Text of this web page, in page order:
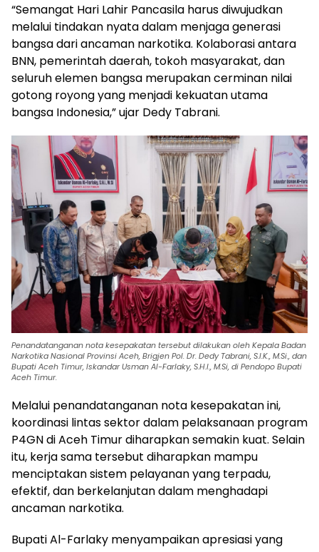
“Semangat Hari Lahir Pancasila harus diwujudkan
melalui tindakan nyata dalam menjaga generasi
bangsa dari ancaman narkotika. Kolaborasi antara
BNN, pemerintah daerah, tokoh masyarakat, dan
seluruh elemen bangsa merupakan cerminan nilai
gotong royong yang menjadi kekuatan utama
bangsa Indonesia,” ujar Dedy Tabrani.
Penandatanganan nota kesepakatan tersebut dilakukan oleh Kepala Badan
Narkotika Nasional Provinsi Aceh, Brigjen Pol. Dr. Dedy Tabrani, S.I.K., M.Si., dan
Bupati Aceh Timur, Iskandar Usman Al-Farlaky, S.H.I., M.Si, di Pendopo Bupati
Aceh Timur.
Melalui penandatanganan nota kesepakatan ini,
koordinasi lintas sektor dalam pelaksanaan program
P4GN di Aceh Timur diharapkan semakin kuat. Selain
itu, kerja sama tersebut diharapkan mampu
menciptakan sistem pelayanan yang terpadu,
efektif, dan berkelanjutan dalam menghadapi
ancaman narkotika.
Bupati Al-Farlaky menyampaikan apresiasi yang